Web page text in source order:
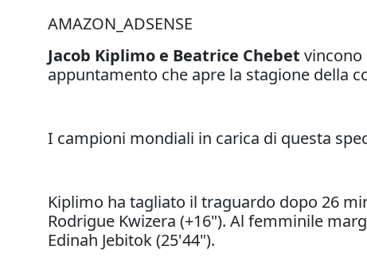
AMAZON_ADSENSE
Jacob Kiplimo e Beatrice Chebet vincono
appuntamento che apre la stagione della
I campioni mondiali in carica di questa
Kiplimo ha tagliato il traguardo dopo 26
Rodrigue Kwizera (+16"). Al femminile
Edinah Jebitok (25'44").